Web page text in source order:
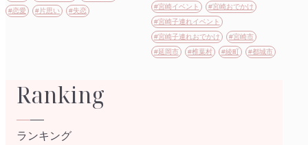
#恋愛
#片思い #失恋
#宮崎イベント
#宮崎おでかけ
#宮崎子連れイベント
#宮崎子連れおでかけ
#宮崎市
#延岡市
#椎葉村 #綾町 #都城市
Ranking
ランキング